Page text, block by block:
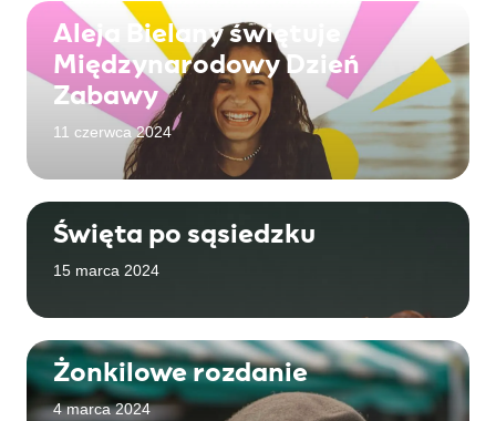
Aleja Bielany świętuje
Międzynarodowy Dzień
Zabawy
11 czerwca 2024
Święta po sąsiedzku
15 marca 2024
Żonkilowe rozdanie
4 marca 2024